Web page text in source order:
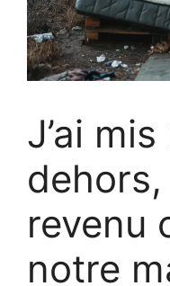
J’ai
revenu
notre